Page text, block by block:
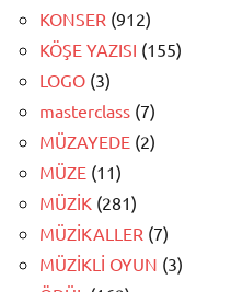
KONSER (912)
KÖŞE YAZISI (155)
LOGO (3)
masterclass (7)
MÜZAYEDE (2)
MÜZE (11)
MÜZİK (281)
MÜZİKALLER (7)
MÜZİKLİ OYUN (3)